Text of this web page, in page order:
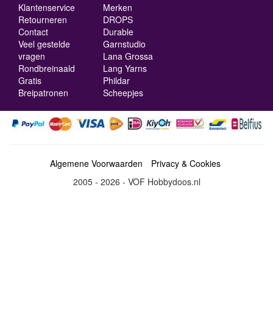
Klantenservice
Retourneren
Contact
Veel gestelde
vragen
Rondbreinaald
Gratis
Breipatronen
Merken
DROPS
Durable
Garnstudio
Lana Grossa
Lang Yarns
Phildar
Scheepjes
Algemene Voorwaarden
Privacy & Cookies
2005 - 2026 - VOF Hobbydoos.nl